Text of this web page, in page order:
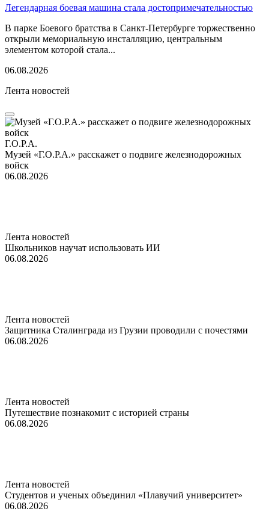
Легендарная боевая машина стала достопримечательностью
В парке Боевого братства в Санкт-Петербурге торжественно
открыли мемориальную инсталляцию, центральным
элементом которой стала...
06.08.2026
Лента новостей
Г.О.Р.А.
Музей «Г.О.Р.А.» расскажет о подвиге железнодорожных
войск
06.08.2026
Лента новостей
Школьников научат использовать ИИ
06.08.2026
Лента новостей
Защитника Сталинграда из Грузии проводили с почестями
06.08.2026
Лента новостей
Путешествие познакомит с историей страны
06.08.2026
Лента новостей
Студентов и ученых объединил «Плавучий университет»
06.08.2026